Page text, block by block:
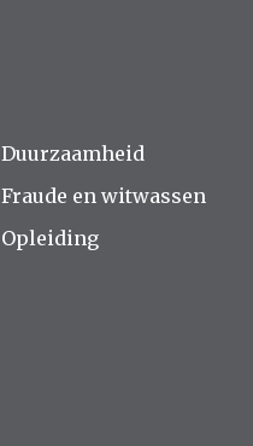
Duurzaamheid
Fraude en witwassen
Opleiding